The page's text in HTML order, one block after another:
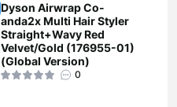
Dyson Airwrap Co-
anda2x Multi Hair Styler
Straight+Wavy Red
Velvet/Gold (176955-01)
(Global Version)
0